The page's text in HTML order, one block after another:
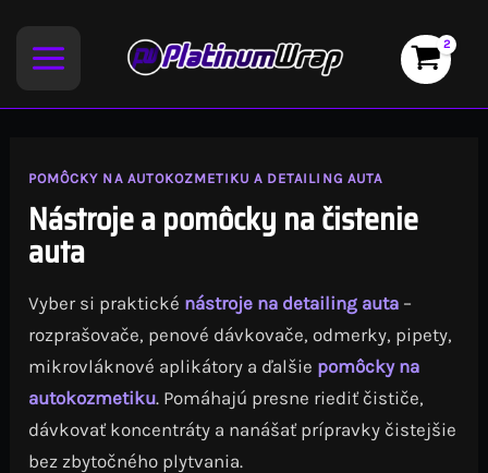
obsah
POMÔCKY NA AUTOKOZMETIKU A DETAILING AUTA
Nástroje a pomôcky na čistenie
auta
Vyber si praktické nástroje na detailing auta –
rozprašovače, penové dávkovače, odmerky, pipety,
mikrovláknové aplikátory a ďalšie pomôcky na
autokozmetiku. Pomáhajú presne riediť čističe,
dávkovať koncentráty a nanášať prípravky čistejšie
bez zbytočného plytvania.